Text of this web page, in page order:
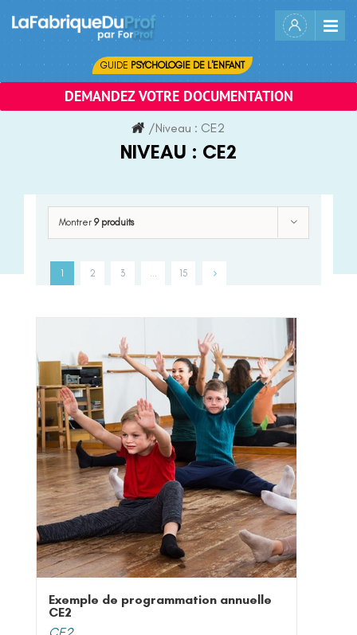
content
GUIDE PSYCHOLOGIE DE L'ENFANT
DEMANDEZ VOTRE DOCUMENTATION
/Niveau : CE2
NIVEAU : CE2
Montrer 9 produits
1 2 3 15
Exemple de programmation annuelle
CE2
CE2